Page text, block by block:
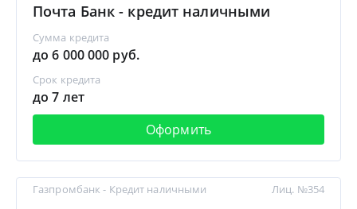
Почта Банк - кредит наличными
Сумма кредита
до 6 000 000 руб.
Срок кредита
до 7 лет
Оформить
Газпромбанк - Кредит наличными Лиц. №354